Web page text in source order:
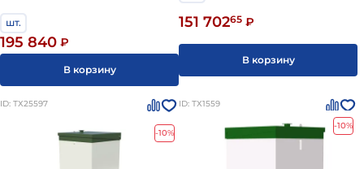
шт.
195 840 ₽
В корзину
151 70265 ₽
В корзину
ID: ТХ25597
-10%
ID: ТХ1559
-10%